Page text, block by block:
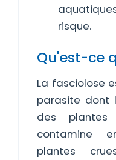
risque.
Qu'est-ce
La fasciolose
parasite dont
des plantes
contamine
plantes